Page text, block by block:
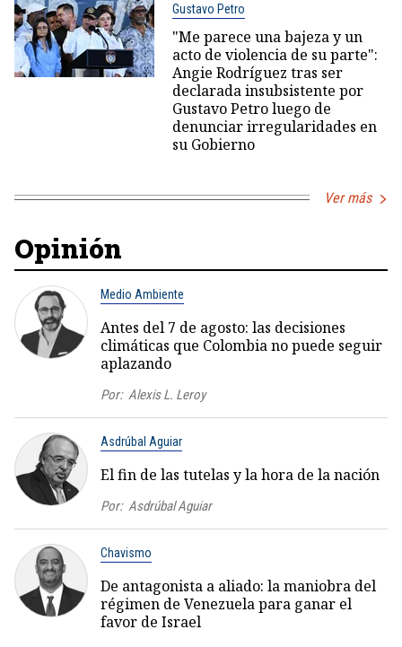
Gustavo Petro
"Me parece una bajeza y un
acto de violencia de su parte":
Angie Rodríguez tras ser
declarada insubsistente por
Gustavo Petro luego de
denunciar irregularidades en
su Gobierno
Ver más
Opinión
Medio Ambiente
Antes del 7 de agosto: las decisiones
climáticas que Colombia no puede seguir
aplazando
Por: Alexis L. Leroy
Asdrúbal Aguiar
El fin de las tutelas y la hora de la nación
Por: Asdrúbal Aguiar
Chavismo
De antagonista a aliado: la maniobra del
régimen de Venezuela para ganar el
favor de Israel